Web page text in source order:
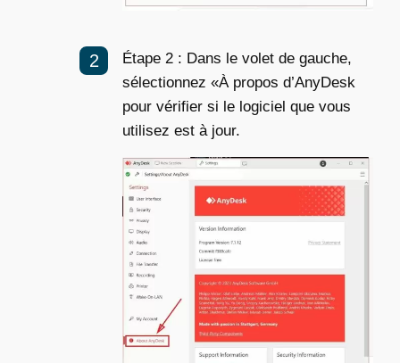
Étape 2 : Dans le volet de gauche,
sélectionnez «À propos d’AnyDesk
pour vérifier si le logiciel que vous
utilisez est à jour.